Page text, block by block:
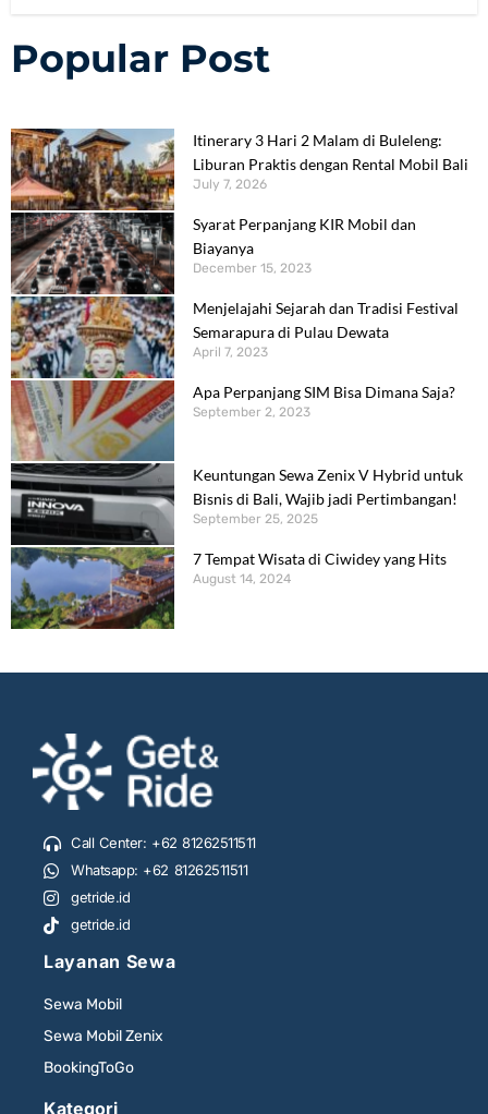
Popular Post
Itinerary 3 Hari 2 Malam di Buleleng:
Liburan Praktis dengan Rental Mobil Bali
July 7, 2026
Syarat Perpanjang KIR Mobil dan
Biayanya
December 15, 2023
Menjelajahi Sejarah dan Tradisi Festival
Semarapura di Pulau Dewata
April 7, 2023
Apa Perpanjang SIM Bisa Dimana Saja?
September 2, 2023
Keuntungan Sewa Zenix V Hybrid untuk
Bisnis di Bali, Wajib jadi Pertimbangan!
September 25, 2025
7 Tempat Wisata di Ciwidey yang Hits
August 14, 2024
Call Center: +62 81262511511
Whatsapp: +62 81262511511
getride.id
getride.id
Layanan Sewa
Sewa Mobil
Sewa Mobil Zenix
BookingToGo
Kategori